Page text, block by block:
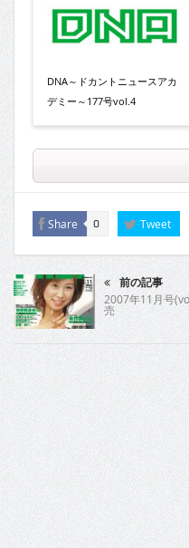
DNA～ドカントニュースアカ
デミー～177号vol.4
Share 0 Tweet
前の記事
2007年11月号
売